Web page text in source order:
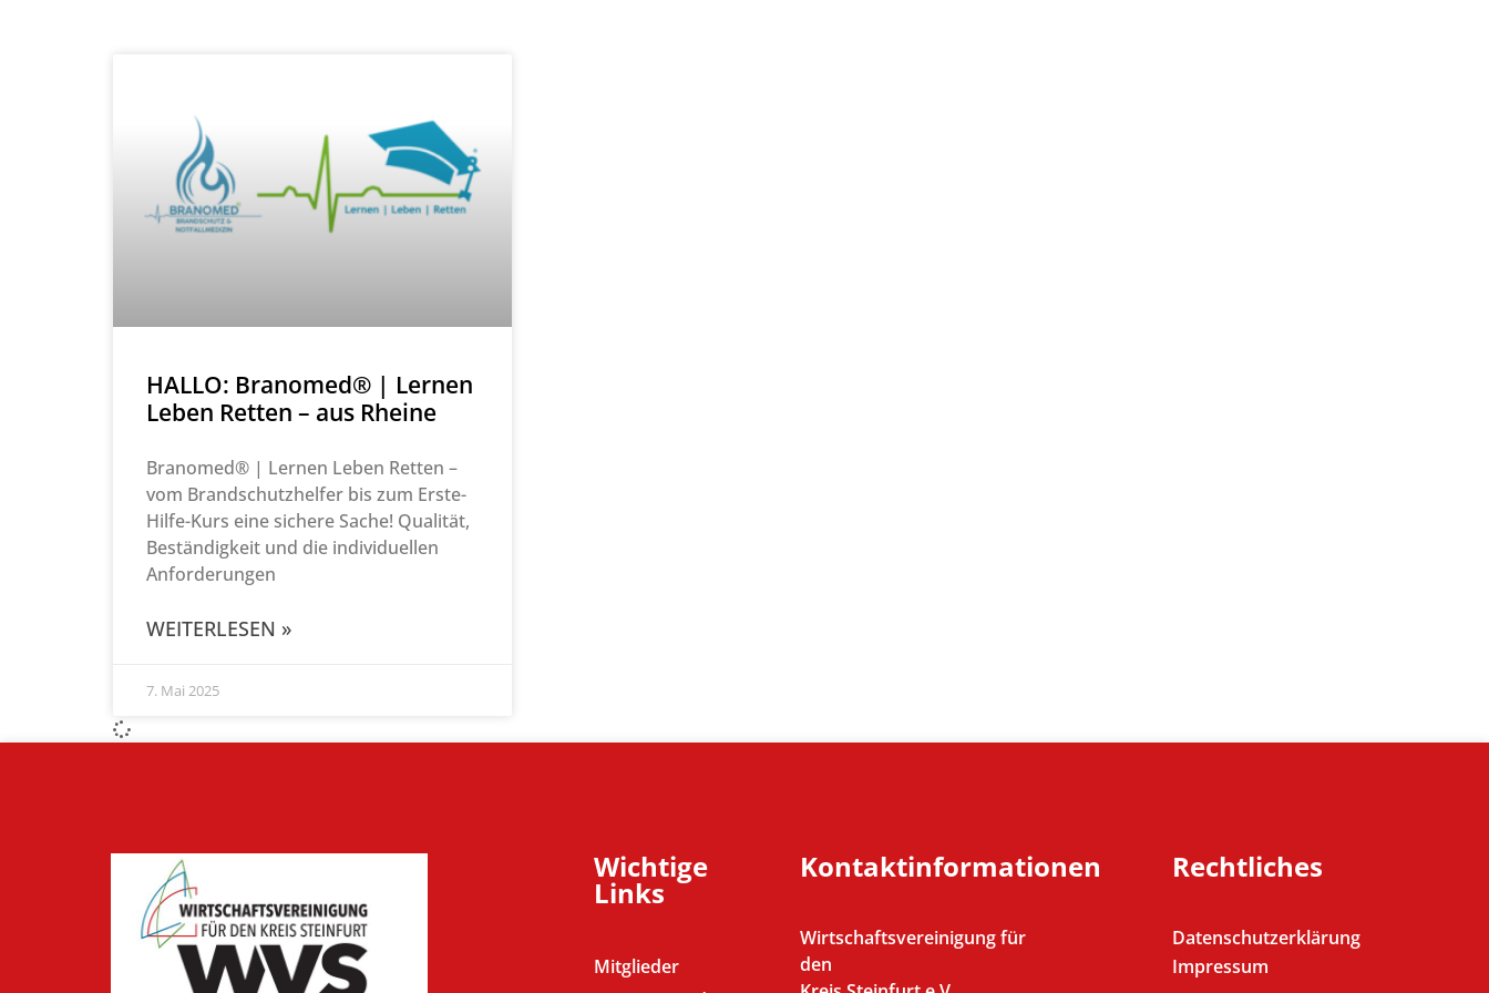
HALLO: Branomed® | Lernen
Leben Retten – aus Rheine
Branomed® | Lernen Leben Retten –
vom Brandschutzhelfer bis zum Erste-
Hilfe-Kurs eine sichere Sache! Qualität,
Beständigkeit und die individuellen
Anforderungen
WEITERLESEN »
7. Mai 2025
Wichtige
Links
Mitglieder
Kontaktinformationen
Wirtschaftsvereinigung für
den
Rechtliches
Datenschutzerklärung
Impressum